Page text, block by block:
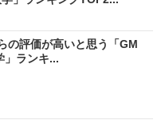
の評価が高いと思う「GM
」ランキ...